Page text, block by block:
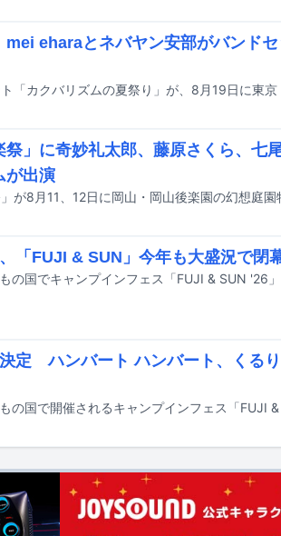
mei eharaとネバヤン安部がバンド
」に奇妙礼太郎、藤原さくら、七
が出演
「FUJI & SUN」今年も大盛況で閉
の国でキャンプインフェス「FUJI & SUN '26」
定 ハンバート ハンバート、くる